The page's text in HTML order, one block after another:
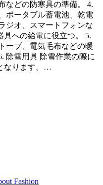
などの防寒具の準備。 4.
ポータブル蓄電池、乾電
ジオ、スマートフォンな
具への給電に役立つ。 5.
ーブ、電気毛布などの暖
除雪用具 除雪作業の際に
なります。…